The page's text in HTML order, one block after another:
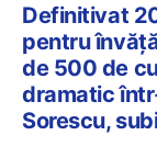
Definitivat
pentru
de 500 de
dramatic
Sorescu,